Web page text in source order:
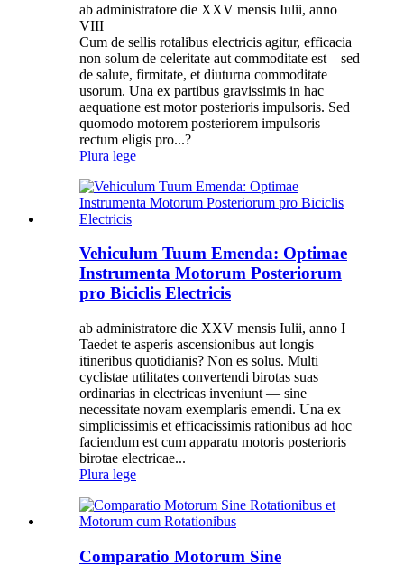
ab administratore die XXV mensis Iulii, anno
VIII
Cum de sellis rotalibus electricis agitur, efficacia
non solum de celeritate aut commoditate est—sed
de salute, firmitate, et diuturna commoditate
usorum. Una ex partibus gravissimis in hac
aequatione est motor posterioris impulsoris. Sed
quomodo motorem posteriorem impulsoris
rectum eligis pro...?
Plura lege
Vehiculum Tuum Emenda: Optimae
Instrumenta Motorum Posteriorum
pro Biciclis Electricis
ab administratore die XXV mensis Iulii, anno I
Taedet te asperis ascensionibus aut longis
itineribus quotidianis? Non es solus. Multi
cyclistae utilitates convertendi birotas suas
ordinarias in electricas inveniunt — sine
necessitate novam exemplaris emendi. Una ex
simplicissimis et efficacissimis rationibus ad hoc
faciendum est cum apparatu motoris posterioris
birotae electricae...
Plura lege
Comparatio Motorum Sine